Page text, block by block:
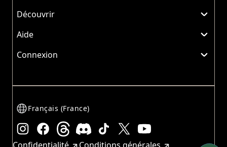
Découvrir
Aide
Connexion
Français (France)
Instagram Facebook Threads Discord TikTok